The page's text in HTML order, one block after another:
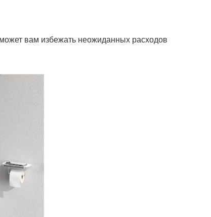
вам избежать неожиданных расходов